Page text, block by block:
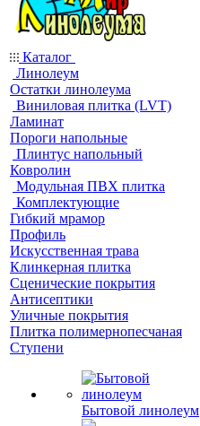
Каталог
Линолеум
Остатки линолеума
Виниловая плитка (LVT)
Ламинат
Пороги напольные
Плинтус напольный
Ковролин
Модульная ПВХ плитка
Комплектующие
Гибкий мрамор
Профиль
Искусственная трава
Клинкерная плитка
Сценические покрытия
Антисептики
Уличные покрытия
Плитка полимернопесчаная
Ступени
Бытовой линолеум